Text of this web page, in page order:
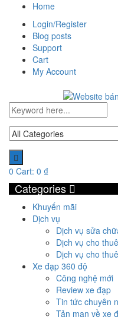
Home
Login/Register
Blog posts
Support
Cart
My Account
0 Cart: 0 ₫
Categories
Khuyến mãi
Dịch vụ
Dịch vụ sửa
Dịch vụ cho
Dịch vụ cho
Xe đạp 360 độ
Công nghệ mới
Review xe đạp
Tin tức chuyên
Tản mạn về xe